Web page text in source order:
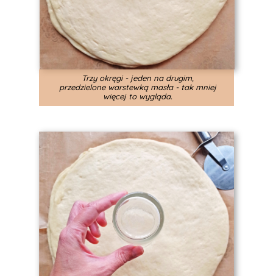
Trzy okręgi - jeden na drugim,
przedzielone warstewką masła - tak mniej
więcej to wygląda.